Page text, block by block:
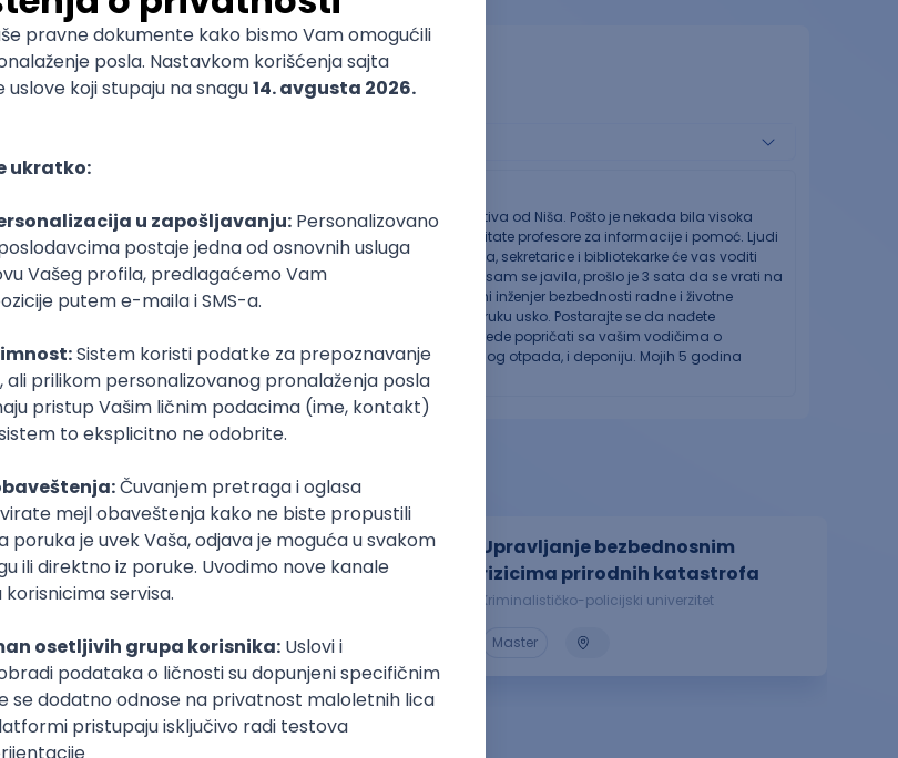
Bezbednost radne i životne sredine. Ovo je odlična alternativa od Niša. Pošto je nekada bila visoka
i informativni. Preporučujem da budete proaktivni i stalno pitate profesore za informacije i pomoć. Ljudi
divni i vrlo rado olakšavaju sve procese. Ako ste zbunjeni oko nečega, sekretarice i bibliotekarke će vas voditi
je na studentskom računu ostalo 4000 din viška i od momenta kada sam se javila, prošlo je 3 sata da se vrati na
najbolje od situacije. Moja stečena zvanja su Diplomirani strukovni inženjer bezbednosti radne i životne
zvanja dobijaju adekvatnu edukacije, ali je problem što je ulazak u struku usko. Postarajte se da nađete
kratka upoznavanja sa kompanijama i informativne izlete i posete. Vrede popričati sa vašim vodičima o
Hidro Elektranu u Vučju, Vlasinu, Falke, Fabriku reciklaže električnog otpada, i deponiju. Mojih 5 godina
Inženjerstvo zaštite životne
sredine
Akademija strukovnih studija Šumadija - Odsek
Master
Upravljanje bezbednosnim
rizicima prirodnih katastrofa
Kriminalističko-policijski univerzitet
Master